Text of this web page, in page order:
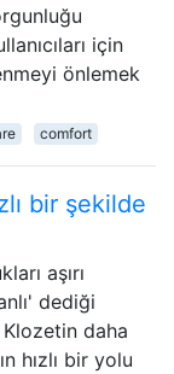
için
önlemek
comfort
bir şekilde
aşırı
dediği
daha
hızlı bir yolu